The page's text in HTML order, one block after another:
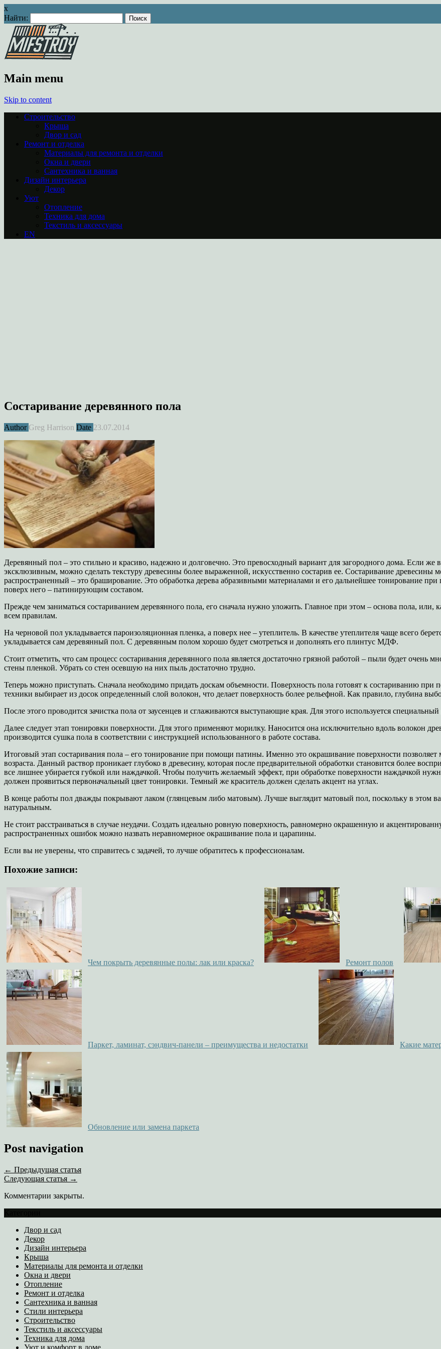
x
Найти:
Main menu
Skip to content
Строительство
Крыша
Двор и сад
Ремонт и отделка
Материалы для ремонта и отделки
Окна и двери
Сантехника и ванная
Дизайн интерьера
Декор
Уют
Отопление
Техника для дома
Текстиль и аксессуары
EN
Состаривание деревянного пола
Author Greg Harrison Date 23.07.2014
Деревянный пол – это стильно и красиво, надежно и долговечно. Это превосходный вариант для загородного дома. Если
эксклюзивным, можно сделать текстуру древесины более выраженной, искусственно состарив ее. Состаривание
распространенный – это браширование. Это обработка дерева абразивными материалами и его дальнейшее тонирование
поверх него – патинирующим составом.
Прежде чем заниматься состариванием деревянного пола, его сначала нужно уложить. Главное при этом – основа пола,
всем правилам.
На черновой пол укладывается пароизоляционная пленка, а поверх нее – утеплитель. В качестве утеплителя чаще всего
укладывается сам деревянный пол. С деревянным полом хорошо будет смотреться и дополнять его плинтус МДФ.
Стоит отметить, что сам процесс состаривания деревянного пола является достаточно грязной работой – пыли будет очень
стены пленкой. Убрать со стен осевшую на них пыль достаточно трудно.
Теперь можно приступать. Сначала необходимо придать доскам объемности. Поверхность пола готовят к состариванию
техники выбирает из досок определенный слой волокон, что делает поверхность более рельефной. Как правило, глубина
После этого проводится зачистка пола от заусенцев и сглаживаются выступающие края. Для этого используется
Далее следует этап тонировки поверхности. Для этого применяют морилку. Наносится она исключительно вдоль волокон
производится сушка пола в соответствии с инструкцией использованного в работе состава.
Итоговый этап состаривания пола – его тонирование при помощи патины. Именно это окрашивание поверхности позволяет
возраста. Данный раствор проникает глубоко в древесину, которая после предварительной обработки становится более
все лишнее убирается губкой или наждачкой. Чтобы получить желаемый эффект, при обработке поверхности наждачкой
должен проявиться первоначальный цвет тонировки. Темный же краситель должен сделать акцент на углах.
В конце работы пол дважды покрывают лаком (глянцевым либо матовым). Лучше выглядит матовый пол, поскольку в этом
натуральным.
Не стоит расстраиваться в случае неудачи. Создать идеально ровную поверхность, равномерно окрашенную и
распространенных ошибок можно назвать неравномерное окрашивание пола и царапины.
Если вы не уверены, что справитесь с задачей, то лучше обратитесь к профессионалам.
Похожие записи:
Чем покрыть деревянные полы: лак или краска? Ремонт полов
Паркет, ламинат, сэндвич-панели – преимущества и недостатки Какие
Обновление или замена паркета
Post navigation
← Предыдущая статья
Следующая статья →
Комментарии закрыты.
Двор и сад
Декор
Дизайн интерьера
Крыша
Материалы для ремонта и отделки
Окна и двери
Отопление
Ремонт и отделка
Сантехника и ванная
Стили интерьера
Строительство
Текстиль и аксессуары
Техника для дома
Уют и комфорт в доме